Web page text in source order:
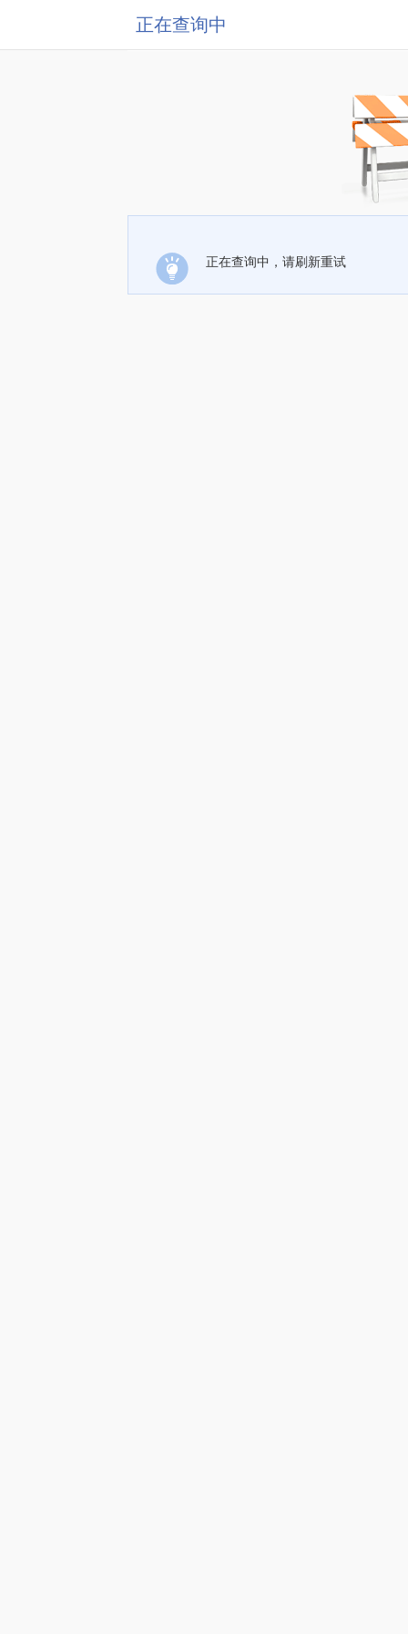
正在查询中
正在查询中，请刷新重试